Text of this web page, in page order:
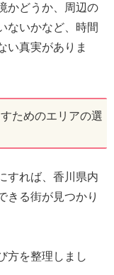
かどうか、周辺の
ないかなど、時間
い真実がありま
ためのエリアの選
すれば、香川県内
きる街が見つかり
方を整理しまし